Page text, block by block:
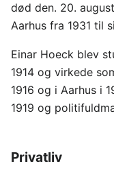
død den. 20.
Aarhus fra 1931 til
Einar Hoeck blev
1914 og virkede
1916 og i Aarhus i
1919 og
Privatliv